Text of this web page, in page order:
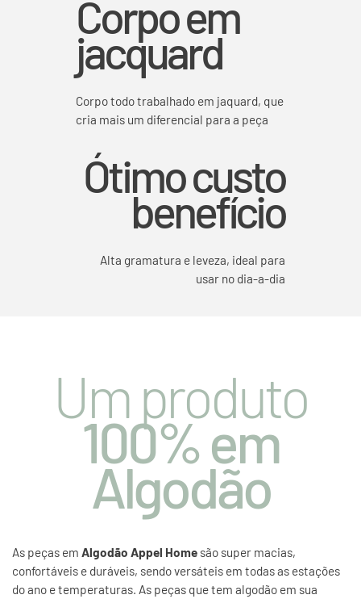
Corpo em
jacquard
Corpo todo trabalhado em jaquard, que
cria mais um diferencial para a peça
Ótimo custo
benefício
Alta gramatura e leveza, ideal para
usar no dia-a-dia
Um produto
100% em
Algodão
As peças em Algodão Appel Home são super macias,
confortáveis e duráveis, sendo versáteis em todas as estações
do ano e temperaturas. As peças que tem algodão em sua